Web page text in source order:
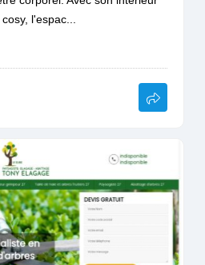
l'espac...